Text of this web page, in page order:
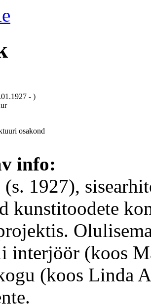
- )
osakond
info:
1927),
kunstitoodete
interjöör (koos
(koos Linda